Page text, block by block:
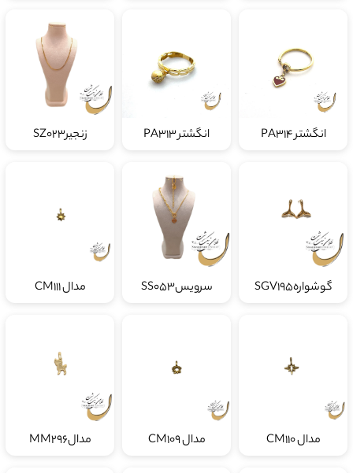
انگشتر PA314 انگشتر PA313 زنجیرSZ023
گوشوارهSGV195 سرویسSS053 مدال CM111
مدال CM110 مدال CM109 مدالMM296